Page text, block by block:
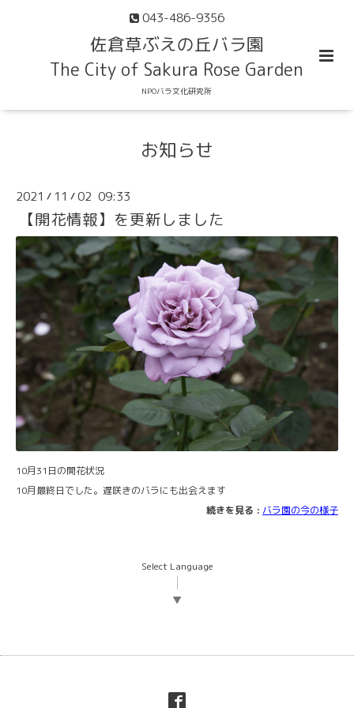
043-486-9356
佐倉草ぶえの丘バラ園
The City of Sakura Rose Garden
NPOバラ文化研究所
お知らせ
2021 / 11 /02 09:33
【開花情報】を更新しました
10月31日の開花状況
10月最終日でした。遅咲きのバラにも出会えます
続きを見る : バラ園の今の様子
Select Language
▼